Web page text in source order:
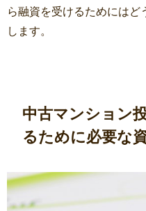
ら融資を受けるためにはど
します。
中古マンション
るために必要な